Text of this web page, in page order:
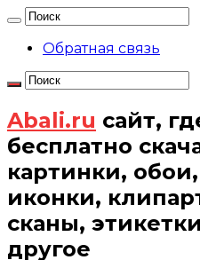
Обратная связь
Abali.ru сайт,
бесплатно
картинки,
иконки,
сканы,
другое